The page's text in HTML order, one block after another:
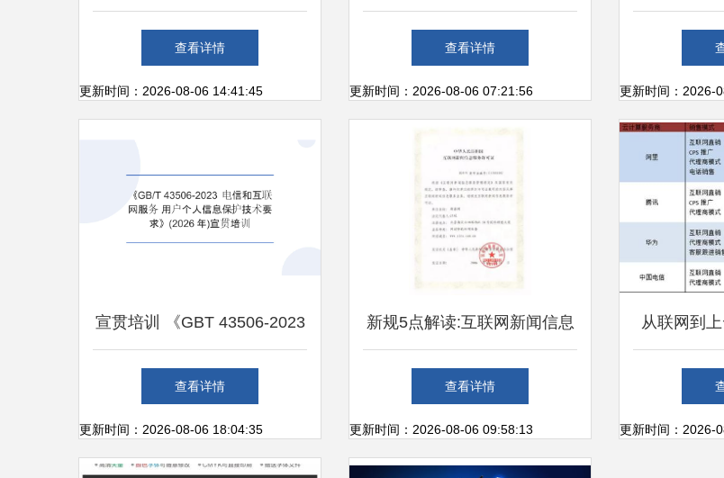
网泛心理服务之路
查看详情
更新时间：2026-08-06 14:41:45
了么营收飙升137%，个人互
联网服务迎来增长新契机
查看详情
更新时间：2026-08-06 07:21:56
足企业个性
更新时间：2026-
宣贯培训 《GBT 43506-2023
电信和互联网服务 用户个人
信息保护技术要求》在个人互
查看详情
更新时间：2026-08-06 18:04:35
新规5点解读:互联网新闻信息
服务管理规定
查看详情
更新时间：2026-08-06 09:58:13
从联网到
算的
更新时间：2026-